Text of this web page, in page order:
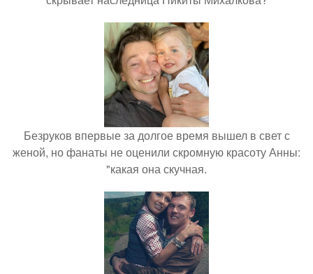
Безруков впервые за долгое время вышел в свет с
женой, но фанаты не оценили скромную красоту Анны:
"какая она скучная.